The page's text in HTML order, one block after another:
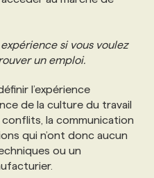
si vous voulez
un emploi.
l’expérience
de la culture du travail
la communication
qui n’ont donc aucun
ou un